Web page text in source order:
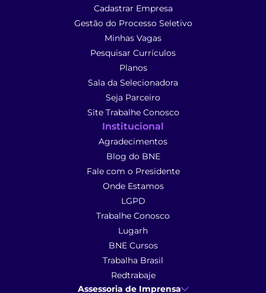
Cadastrar Empresa
Gestão do Processo Seletivo
Minhas Vagas
Pesquisar Currículos
Planos
Sala da Selecionadora
Seja Parceiro
Site Trabalhe Conosco
Institucional
Agradecimentos
Blog do BNE
Fale com o Presidente
Onde Estamos
LGPD
Trabalhe Conosco
Lugarh
BNE Cursos
Trabalha Brasil
Redtrabaje
Assessoria de Imprensa